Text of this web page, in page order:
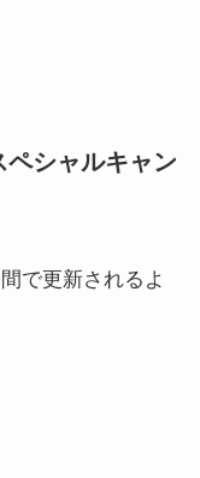
シャルキャン
で更新されるよ